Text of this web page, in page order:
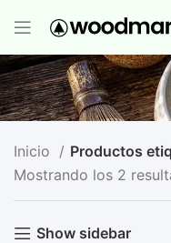
Inicio
Productos
Mostrando los 2
Show sidebar
Premium-